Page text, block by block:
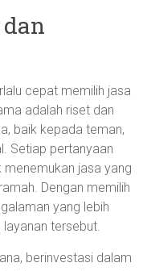
cepat memilih jasa
adalah riset dan
baik kepada teman,
Setiap pertanyaan
jasa yang
Dengan memilih
yang lebih
tersebut.
berinvestasi dalam